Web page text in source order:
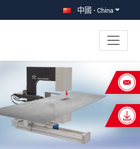
中國 - China
×
thicknessGAUGE